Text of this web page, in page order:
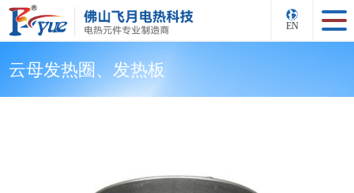
EN
云母发热圈、发热板